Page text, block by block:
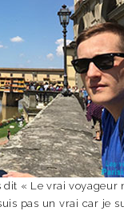
« Le vrai voyageur
pas un vrai car je